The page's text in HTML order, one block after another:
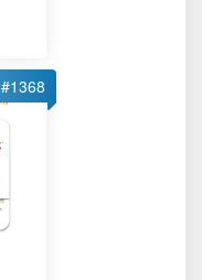
#1368